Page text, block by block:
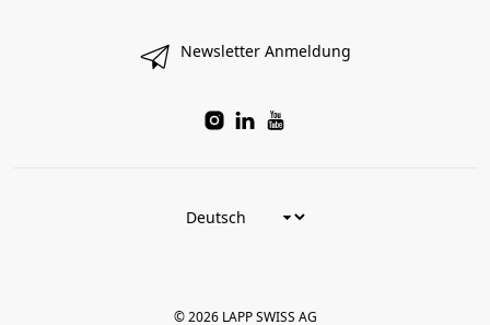
Newsletter Anmeldung
© 2026 LAPP SWISS AG